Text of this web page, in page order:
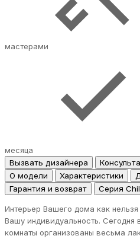
мастерами
месяца
Вызвать дизайнера
О модели
Характеристики
Гарантия и возврат
Серия
Интерьер Вашего дома как
Вашу индивидуальность. Сегодня
комнаты организованы весьма